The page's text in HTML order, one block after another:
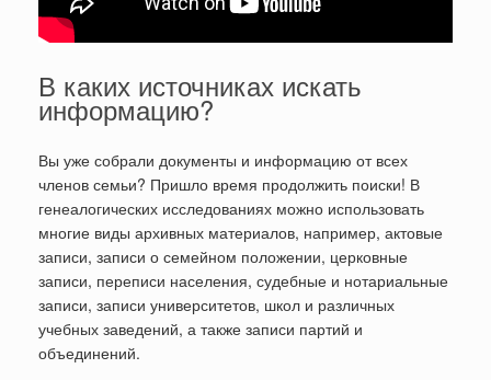
В каких источниках искать
информацию?
Вы уже собрали документы и информацию от всех
членов семьи? Пришло время продолжить поиски! В
генеалогических исследованиях можно использовать
многие виды архивных материалов, например, актовые
записи, записи о семейном положении, церковные
записи, переписи населения, судебные и нотариальные
записи, записи университетов, школ и различных
учебных заведений, а также записи партий и
объединений.